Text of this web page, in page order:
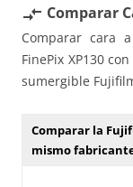
compare_arrows Comparar
Comparar cara
FinePix XP130
sumergible
Comparar la
mismo